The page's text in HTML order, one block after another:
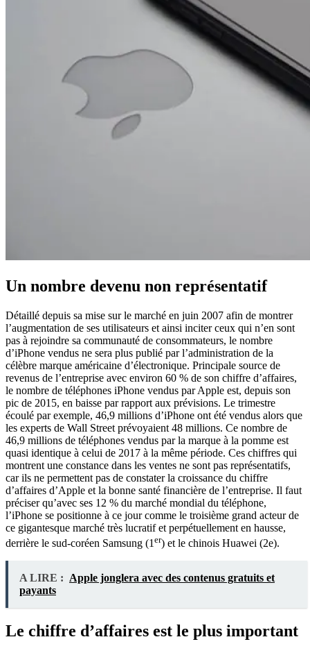
Un nombre devenu non représentatif
Détaillé depuis sa mise sur le marché en juin 2007 afin de montrer
l’augmentation de ses utilisateurs et ainsi inciter ceux qui n’en sont
pas à rejoindre sa communauté de consommateurs, le nombre
d’iPhone vendus ne sera plus publié par l’administration de la
célèbre marque américaine d’électronique. Principale source de
revenus de l’entreprise avec environ 60 % de son chiffre d’affaires,
le nombre de téléphones iPhone vendus par Apple est, depuis son
pic de 2015, en baisse par rapport aux prévisions. Le trimestre
écoulé par exemple, 46,9 millions d’iPhone ont été vendus alors que
les experts de Wall Street prévoyaient 48 millions. Ce nombre de
46,9 millions de téléphones vendus par la marque à la pomme est
quasi identique à celui de 2017 à la même période. Ces chiffres qui
montrent une constance dans les ventes ne sont pas représentatifs,
car ils ne permettent pas de constater la croissance du chiffre
d’affaires d’Apple et la bonne santé financière de l’entreprise. Il faut
préciser qu’avec ses 12 % du marché mondial du téléphone,
l’iPhone se positionne à ce jour comme le troisième grand acteur de
ce gigantesque marché très lucratif et perpétuellement en hausse,
derrière le sud-coréen Samsung (1 er) et le chinois Huawei (2e).
A LIRE : Apple jonglera avec des contenus gratuits et
payants
Le chiffre d’affaires est le plus important